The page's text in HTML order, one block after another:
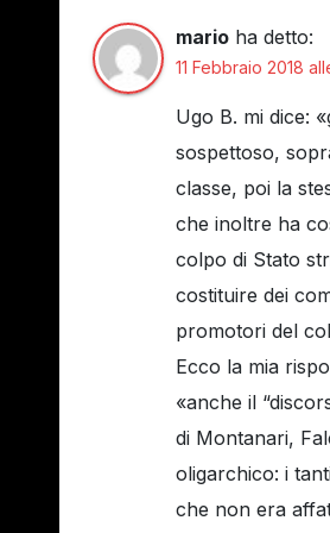
mario ha detto:
11 Febbraio 2018
Ugo B. mi dice:
sospettoso,
classe, poi la
che inoltre ha
colpo di Stato
costituire dei
promotori del
Ecco la mia
«anche il
di Montanari,
oligarchico: i
che non era